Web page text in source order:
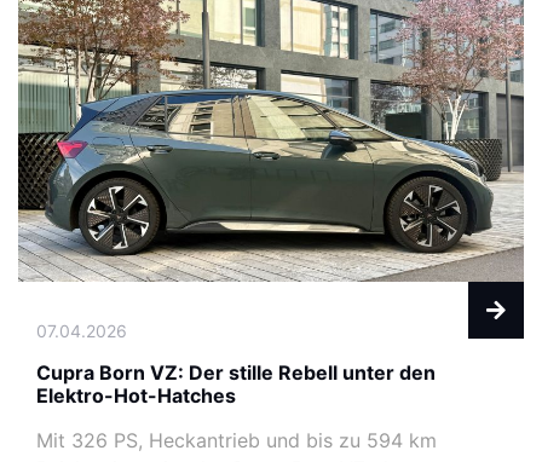
07.04.2026
Cupra Born VZ: Der stille Rebell unter den
Elektro-Hot-Hatches
Mit 326 PS, Heckantrieb und bis zu 594 km